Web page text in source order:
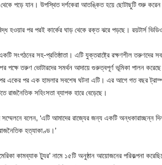
থেকে পড়ে যান। উপস্থিত দর্শকেরা আতঙ্কিত হয়ে ছোটাছুটি শুরু
হওয়ার পর পরই কার্কের ঘাড় থেকে রক্ত ঝরে পড়ছে। রয়টার্স
একটি সংগঠনের সহ-প্রতিষ্ঠাতা। এটি যুক্তরাষ্ট্রে রক্ষণশীল
পক্ষে তরুণ ভোটারদের সমর্থন আদায়ে গুরুত্বপূর্ণ ভূমিকা পালন
একের পর এক হামলার সবশেষ ঘটনা এটি। এর আগে গত বছর
রাজনৈতিক সহিংসতা ব্যাপক হারে বেড়েছে।
সম্মেলনে বলেন, ‘এটি আমাদের রাজ্যের জন্য একটি অন্ধকারাচ্ছন্ন
হত্যাকাণ্ড।’
কামব্যাক ট্যুর’ নামে ১৫টি অনুষ্ঠান আয়োজনের পরিকল্পনা